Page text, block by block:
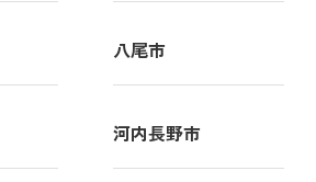
八尾市
河内長野市